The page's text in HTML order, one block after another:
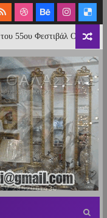
Ολύμπου 2026